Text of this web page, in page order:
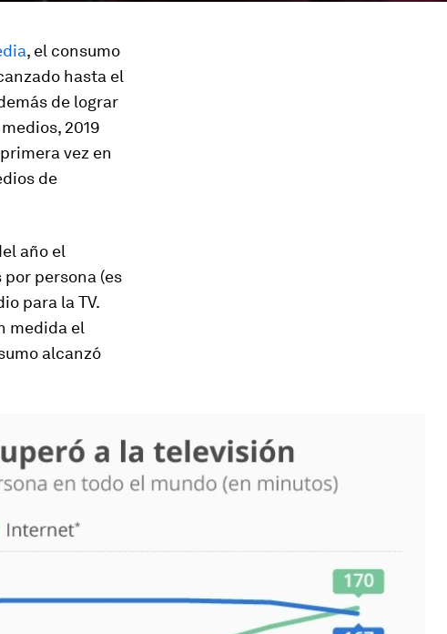
, el consumo
hasta el
de lograr
2019
vez en
de
año el
persona (es
para la TV.
medida el
alcanzó